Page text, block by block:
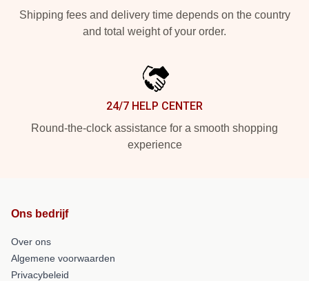
Shipping fees and delivery time depends on the country
and total weight of your order.
24/7 HELP CENTER
Round-the-clock assistance for a smooth shopping
experience
Ons bedrijf
Over ons
Algemene voorwaarden
Privacybeleid